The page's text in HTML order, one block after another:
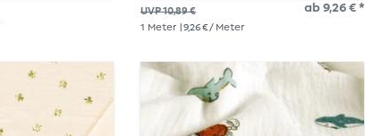
UVP 10,89 € ab 9,26 € *
1 Meter | 9,26 € / Meter